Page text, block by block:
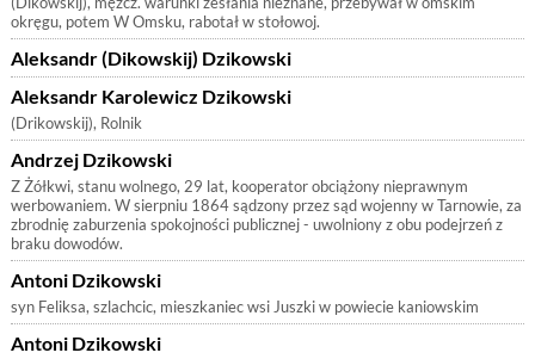
okręgu, potem W Omsku, rabotał w stołowoj.
Aleksandr (Dikowskij) Dzikowski
Aleksandr Karolewicz Dzikowski
(Drikowskij), Rolnik
Andrzej Dzikowski
Z Żółkwi, stanu wolnego, 29 lat, kooperator obciążony nieprawnym
werbowaniem. W sierpniu 1864 sądzony przez sąd wojenny w Tarnowie, za
zbrodnię zaburzenia spokojności publicznej - uwolniony z obu podejrzeń z
braku dowodów.
Antoni Dzikowski
syn Feliksa, szlachcic, mieszkaniec wsi Juszki w powiecie kaniowskim
Antoni Dzikowski